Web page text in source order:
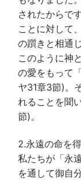
されたからで
ことに対して
の躓きと相通
このように神
の愛をもって
ヤ31章3節)。
れることを聞
節)。
2.永遠の命
私たちが「永
を通して御自